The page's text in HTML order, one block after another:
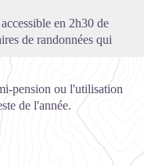
en 2h30 de
de randonnées qui
pension ou l'utilisation
de l'année.